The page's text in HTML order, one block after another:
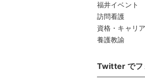
福井イベント
訪問看護
資格・キャリ
養護教諭
Twitter でフ